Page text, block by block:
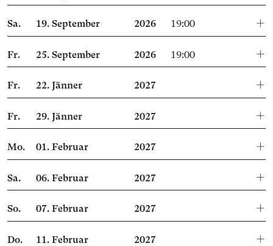
Sa. 19.September 2026 19:00
Fr. 25.September 2026 19:00
Fr. 22.Jänner 2027
Fr. 29.Jänner 2027
Mo. 01.Februar 2027
Sa. 06.Februar 2027
So. 07.Februar 2027
Do. 11.Februar 2027